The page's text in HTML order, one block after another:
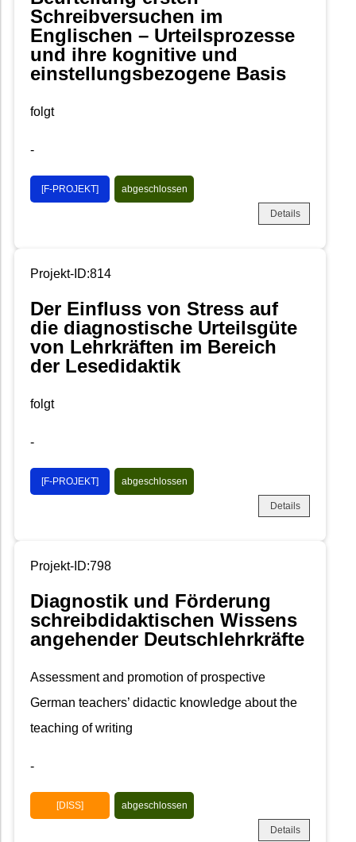
Schreibversuchen im
Englischen – Urteilsprozesse
und ihre kognitive und
einstellungsbezogene Basis
folgt
-
[F-PROJEKT] abgeschlossen
Details
Projekt-ID:814
Der Einfluss von Stress auf
die diagnostische Urteilsgüte
von Lehrkräften im Bereich
der Lesedidaktik
folgt
-
[F-PROJEKT] abgeschlossen
Details
Projekt-ID:798
Diagnostik und Förderung
schreibdidaktischen Wissens
angehender Deutschlehrkräfte
Assessment and promotion of prospective
German teachers’ didactic knowledge about the
teaching of writing
-
[DISS] abgeschlossen
Details